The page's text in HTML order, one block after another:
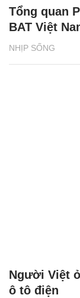
NHỊP SỐNG
Tổng quan
BAT Việt
Người Việt
ô tô điện